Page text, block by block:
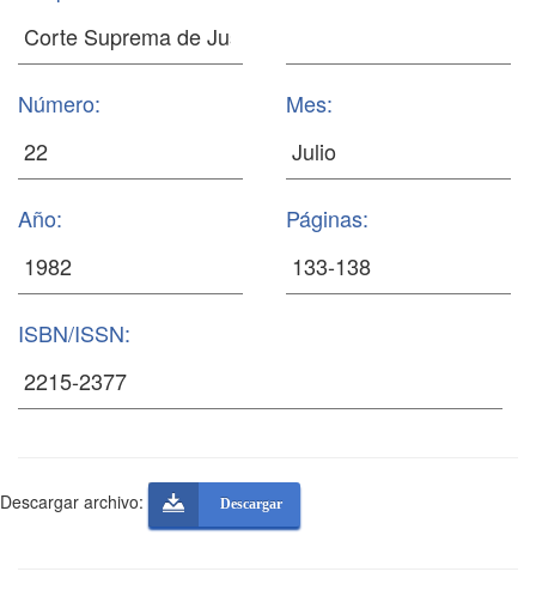
Número: Mes:
Año: Páginas:
ISBN/ISSN:
Descargar archivo: Descargar